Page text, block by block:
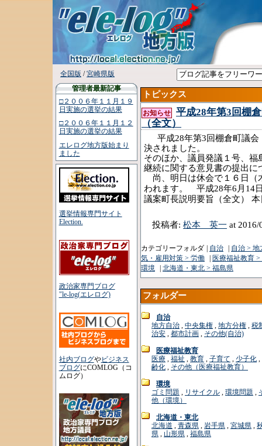
全国版/宮崎県版
管理者最新記事
□２００６年１１月１９
日実施の選挙の結果
□２００６年１１月１２
日実施の選挙の結果
エレログ地方版始まり
ました
選挙情報専門サイト
Election.
政治家専門ブログ
"le-log(エレログ)
社内ブログやビジネス
ブログにCOMLOG（コ
ムログ）
トピックス
お知らせ
平成28年第3回棚
（全文）
平成28年第3回棚倉町議
決されました。
そのほか、議員発議１号、
継続に関する意見書の提出
尚、明日は休会で１６日（
われます。
平成28年6月 14
議案町長説明要旨（全文）
投稿者: 松本 英一 at 2016/
カテゴリーフォルダ 自治
自治 > 地
気・雇用対策 > 労働
医療福祉教育 >
環境
北海道・東北 > 福島県
フォルダー
自治
地方自治 , 中央集権 , 地方分権 , 税
治安 , 都市計画 , その他(自治)
医療福祉教育
医療 , 福祉 , 教育 , 子育て , 少子化 ,
齢化 , その他（医療福祉教育）
環境
ゴミ問題 , リサイクル , 環境問題 ,
他（環境）
北海道・東北
北海道 , 青森県 , 岩手県 , 宮城県 ,
県 , 山形県 , 福島県